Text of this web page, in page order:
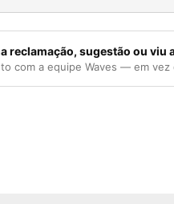
reclamação, sugestão ou viu
com a equipe Waves — em